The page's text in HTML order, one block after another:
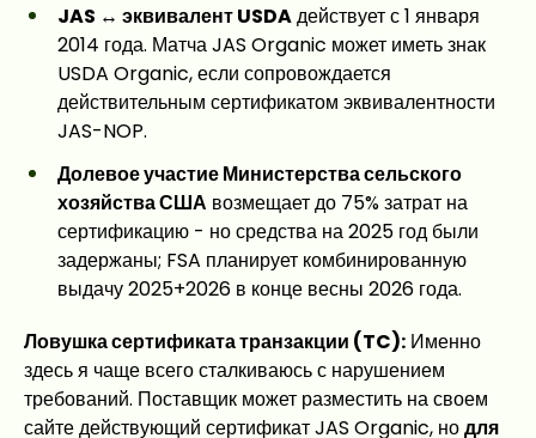
JAS ↔ эквивалент USDAдействует с 1 января
2014 года. Матча JAS Organic может иметь знак
USDA Organic, если сопровождается
действительным сертификатом эквивалентности
JAS-NOP.
Долевое участие Министерства сельского
хозяйства США возмещает до 75% затрат на
сертификацию - но средства на 2025 год были
задержаны; FSA планирует комбинированную
выдачу 2025+2026 в конце весны 2026 года.
Ловушка сертификата транзакции (TC): Именно
здесь я чаще всего сталкиваюсь с нарушением
требований. Поставщик может разместить на своем
сайте действующий сертификат JAS Organic, нодля